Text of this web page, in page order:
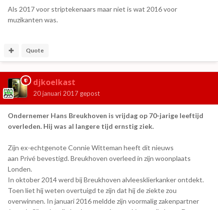
Als 2017 voor striptekenaars maar niet is wat 2016 voor
muzikanten was.
Quote
djkoelkast
20 januari 2017 gepost
Ondernemer Hans Breukhoven is vrijdag op 70-jarige leeftijd
overleden. Hij was al langere tijd ernstig ziek.
Zijn ex-echtgenote Connie Witteman heeft dit nieuws
aan Privé bevestigd. Breukhoven overleed in zijn woonplaats
Londen.
In oktober 2014 werd bij Breukhoven alvleesklierkanker ontdekt.
Toen liet hij weten overtuigd te zijn dat hij de ziekte zou
overwinnen. In januari 2016 meldde zijn voormalig zakenpartner